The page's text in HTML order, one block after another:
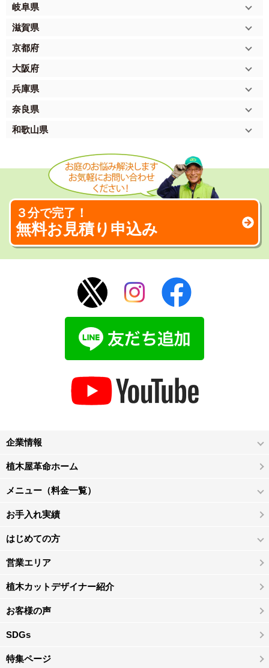
岐阜県
滋賀県
京都府
大阪府
兵庫県
奈良県
和歌山県
３分で完了！
無料お見積り申込み
企業情報
植木屋革命ホーム
メニュー（料金一覧）
お手入れ実績
はじめての方
営業エリア
植木カットデザイナー紹介
お客様の声
SDGs
特集ページ